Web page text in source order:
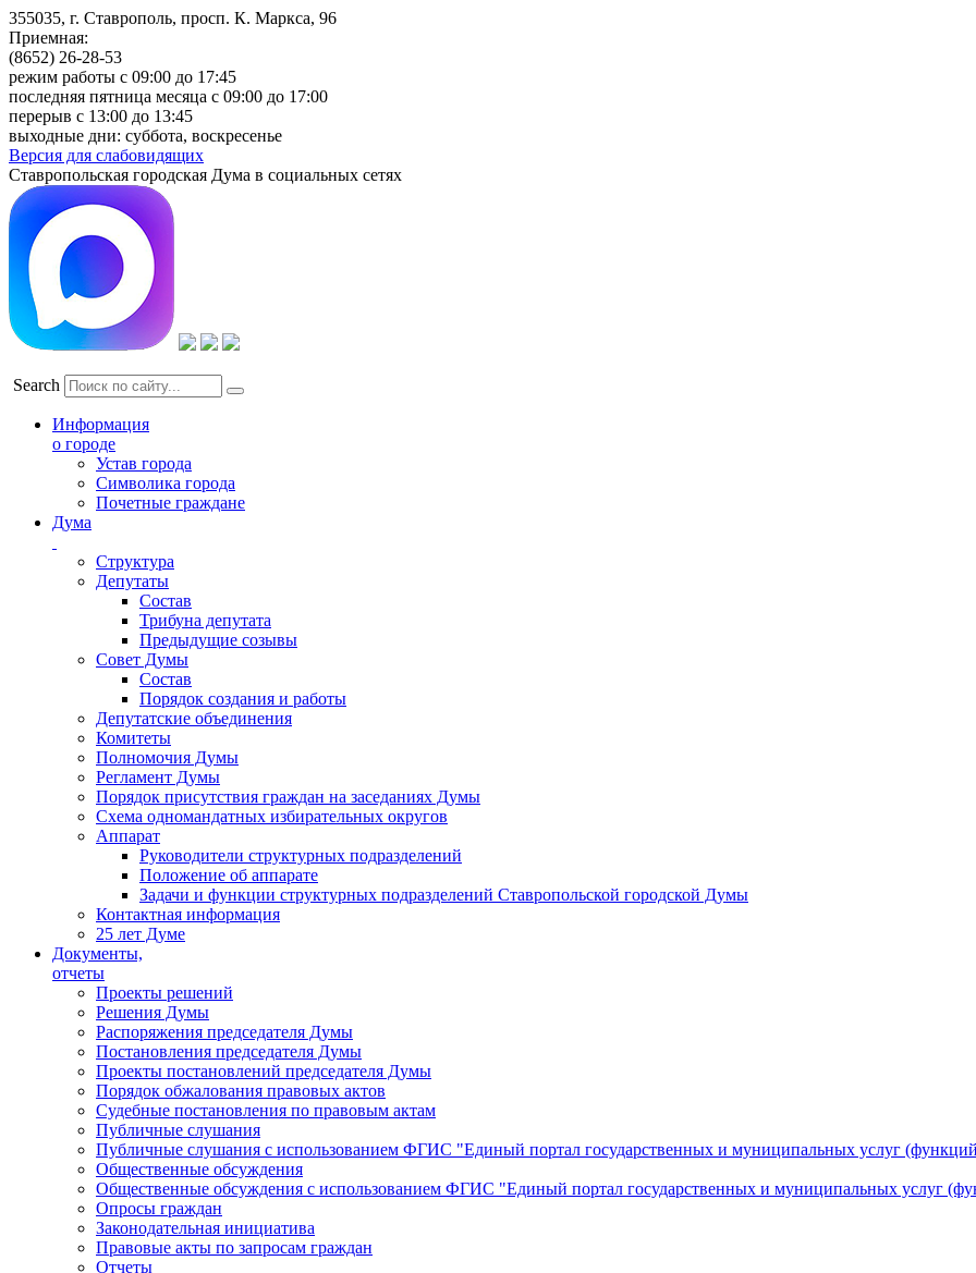
355035, г. Ставрополь, просп. К. Маркса, 96
Приемная:
(8652) 26-28-53
режим работы с 09:00 до 17:45
последняя пятница месяца с 09:00 до 17:00
перерыв с 13:00 до 13:45
выходные дни: суббота, воскресенье
Версия для слабовидящих
Ставропольская городская Дума в социальных сетях
Search
Информация
о городе
Устав города
Символика города
Почетные граждане
Дума
Структура
Депутаты
Состав
Трибуна депутата
Предыдущие созывы
Совет Думы
Состав
Порядок создания и работы
Депутатские объединения
Комитеты
Полномочия Думы
Регламент Думы
Порядок присутствия граждан на заседаниях Думы
Схема одномандатных избирательных округов
Аппарат
Руководители структурных подразделений
Положение об аппарате
Задачи и функции структурных подразделений Ставропольской городской Думы
Контактная информация
25 лет Думе
Документы,
отчеты
Проекты решений
Решения Думы
Распоряжения председателя Думы
Постановления председателя Думы
Проекты постановлений председателя Думы
Порядок обжалования правовых актов
Судебные постановления по правовым актам
Публичные слушания
Публичные слушания с использованием ФГИС "Единый портал государственных и муниципальных услуг
Общественные обсуждения
Общественные обсуждения с использованием ФГИС "Единый портал государственных и муниципальных услуг
Опросы граждан
Законодательная инициатива
Правовые акты по запросам граждан
Отчеты